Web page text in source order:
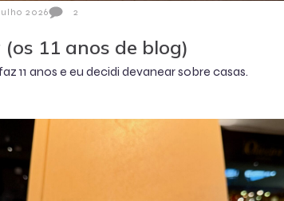
2026 2
(os 11 anos de blog)
11 anos e eu decidi devanear sobre casas.